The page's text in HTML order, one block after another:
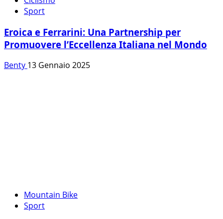
Sport
Eroica e Ferrarini: Una Partnership per
Promuovere l’Eccellenza Italiana nel Mondo
Benty 13 Gennaio 2025
Mountain Bike
Sport